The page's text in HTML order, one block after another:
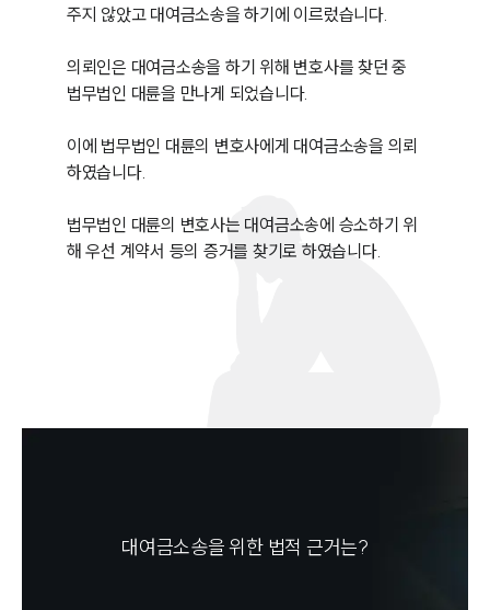
주지 않았고 대여금소송을 하기에 이르렀습니다.
의뢰인은 대여금소송을 하기 위해 변호사를 찾던 중
법무법인 대륜을 만나게 되었습니다.
이에 법무법인 대륜의 변호사에게 대여금소송을 의뢰
하였습니다.
법무법인 대륜의 변호사는 대여금소송에 승소하기 위
해 우선 계약서 등의 증거를 찾기로 하였습니다.
대여금소송을 위한 법적 근거는?